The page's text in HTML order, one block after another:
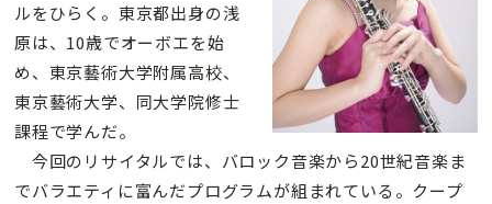
ルをひらく。東京都出身の浅
原は、10歳でオーボエを始
め、東京藝術大学附属高校、
東京藝術大学、同大学院修士
課程で学んだ。
今回のリサイタルでは、バロック音楽から20世紀音楽ま
でバラエティに富んだプログラムが組まれている。クープ